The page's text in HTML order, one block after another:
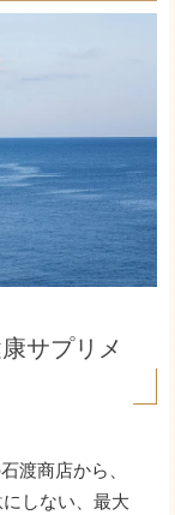
サプリメ
渡商店から、
しない、最大